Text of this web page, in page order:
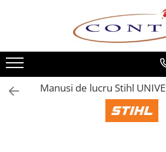
Toate Produsele
Casa si Gradina
Utilaje pentru gradina si accesorii
Atomizoare si Pulverizatoare
Manusi de lucru Stihl